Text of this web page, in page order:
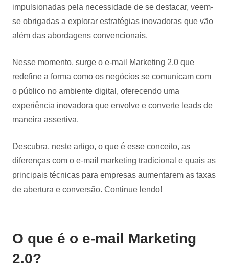
impulsionadas pela necessidade de se destacar, veem-
se obrigadas a explorar estratégias inovadoras que vão
além das abordagens convencionais.
Nesse momento, surge o e-mail Marketing 2.0 que
redefine a forma como os negócios se comunicam com
o público no ambiente digital, oferecendo uma
experiência inovadora que envolve e converte leads de
maneira assertiva.
Descubra, neste artigo, o que é esse conceito, as
diferenças com o e-mail marketing tradicional e quais as
principais técnicas para empresas aumentarem as taxas
de abertura e conversão. Continue lendo!
O que é o e-mail Marketing
2.0?